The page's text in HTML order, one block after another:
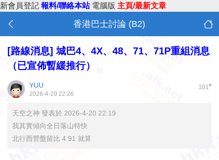
新會員登記 報料/聯絡本站 電腦版 主頁/最新文章
香港巴士討論 (B2)
[路線消息] 城巴4、4X、48、71、71P重組消息
（已宣佈暫緩推行）
101#
YUU
2026-4-20 22:26
天空之神 發表於 2026-4-20 22:19
我其實傾向全日落山特快
北行西營盤留比 4 91 就算